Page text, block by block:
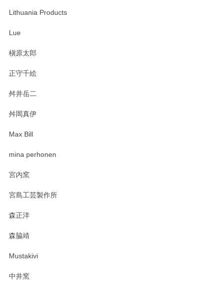
います。無事に届いたようで安心いたしまし
おかけしました。 ありがとうございます。
Lithuania Products
Lue
槇原太郎
正守千絵
舛井岳二
舛岡真伊
Max Bill
mina perhonen
宮内窯
宮島工芸製作所
森正洋
森脇靖
Mustakivi
中井窯